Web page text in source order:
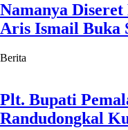
Namanya
Aris Ismail Buka
Berita
Plt. Bupati
Randudongkal